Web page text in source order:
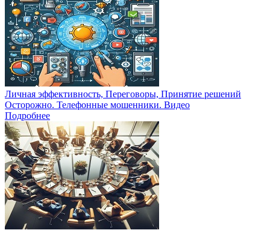
Личная эффективность, Переговоры, Принятие решений
Осторожно. Телефонные мошенники. Видео
Подробнее